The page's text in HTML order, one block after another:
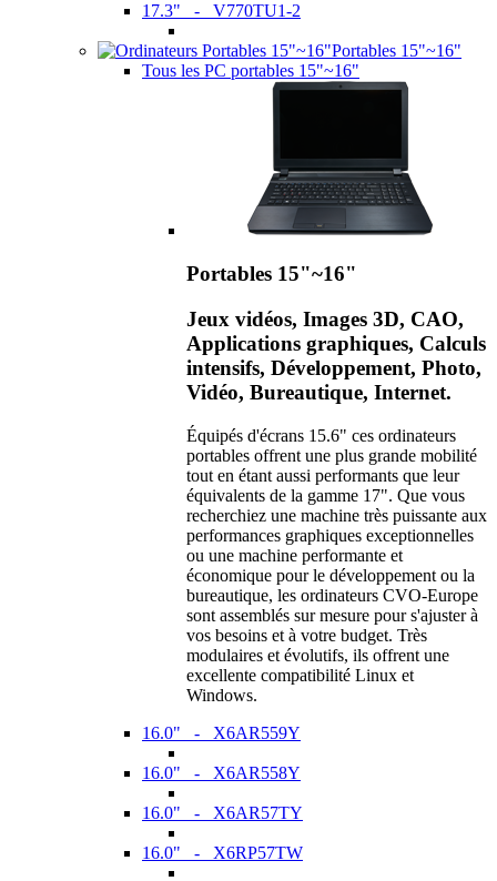
17.3" - V770TU1-2
Portables 15"~16"
Tous les PC portables 15"~16"
Portables 15"~16"
Jeux vidéos, Images 3D, CAO,
Applications graphiques, Calculs
intensifs, Développement, Photo,
Vidéo, Bureautique, Internet.
Équipés d'écrans 15.6" ces ordinateurs
portables offrent une plus grande mobilité
tout en étant aussi performants que leur
équivalents de la gamme 17". Que vous
recherchiez une machine très puissante aux
performances graphiques exceptionnelles
ou une machine performante et
économique pour le développement ou la
bureautique, les ordinateurs CVO-Europe
sont assemblés sur mesure pour s'ajuster à
vos besoins et à votre budget. Très
modulaires et évolutifs, ils offrent une
excellente compatibilité Linux et
Windows.
16.0" - X6AR559Y
16.0" - X6AR558Y
16.0" - X6AR57TY
16.0" - X6RP57TW